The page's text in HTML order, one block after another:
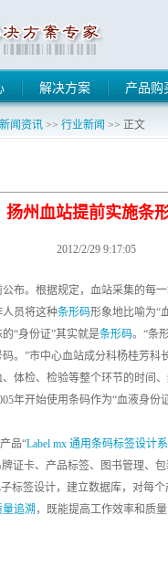
解决方案 产品购
新闻资讯 >> 行业新闻 >> 正文
扬州血站提前实施条
2012/2/29 9:17:05
布。根据规定，血站采集的每
员将这种条形码形象地比喻为“
“身份证”其实就是条形码。“条
。”市中心血站成分科杨桂芳科
体检、检验等整个环节的时间
年开始使用条码作为“血液身
品“Label mx 通用条码标签设计
证卡、产品标签、图书管理、
标签设计，建立数据库，对每
量追溯 ，既能提高工作效率和质